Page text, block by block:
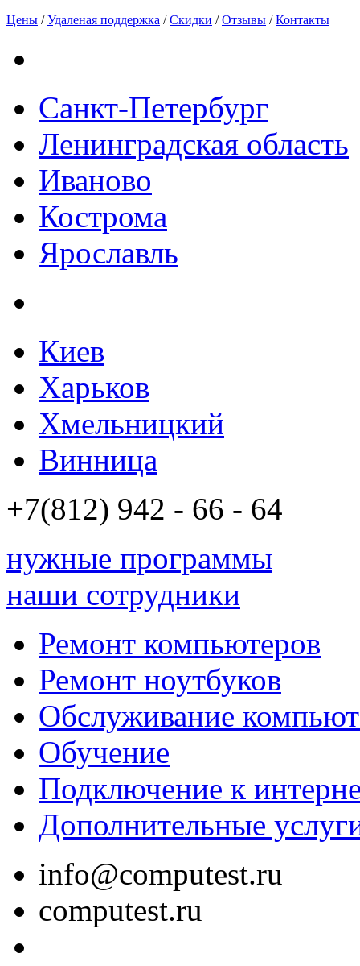
Цены /Удаленая поддержка /Скидки /Отзывы /Контакты
Санкт-Петербург
Ленинградская область
Иваново
Кострома
Ярославль
Киев
Харьков
Хмельницкий
Винница
+7(812) 942 - 66 - 64
нужные программы
наши сотрудники
Ремонт компьютеров
Ремонт ноутбуков
Обслуживание
Обучение
Подключение к
Дополнительные
info@computest.ru
computest.ru